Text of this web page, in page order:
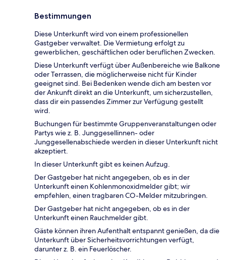
Bestimmungen
Diese Unterkunft wird von einem professionellen
Gastgeber verwaltet. Die Vermietung erfolgt zu
gewerblichen, geschäftlichen oder beruflichen Zwecken.
Diese Unterkunft verfügt über Außenbereiche wie Balkone
oder Terrassen, die möglicherweise nicht für Kinder
geeignet sind. Bei Bedenken wende dich am besten vor
der Ankunft direkt an die Unterkunft, um sicherzustellen,
dass dir ein passendes Zimmer zur Verfügung gestellt
wird.
Buchungen für bestimmte Gruppenveranstaltungen oder
Partys wie z. B. Junggesellinnen- oder
Junggesellenabschiede werden in dieser Unterkunft nicht
akzeptiert.
In dieser Unterkunft gibt es keinen Aufzug.
Der Gastgeber hat nicht angegeben, ob es in der
Unterkunft einen Kohlenmonoxidmelder gibt; wir
empfehlen, einen tragbaren CO-Melder mitzubringen.
Der Gastgeber hat nicht angegeben, ob es in der
Unterkunft einen Rauchmelder gibt.
Gäste können ihren Aufenthalt entspannt genießen, da die
Unterkunft über Sicherheitsvorrichtungen verfügt,
darunter z. B. ein Feuerlöscher.